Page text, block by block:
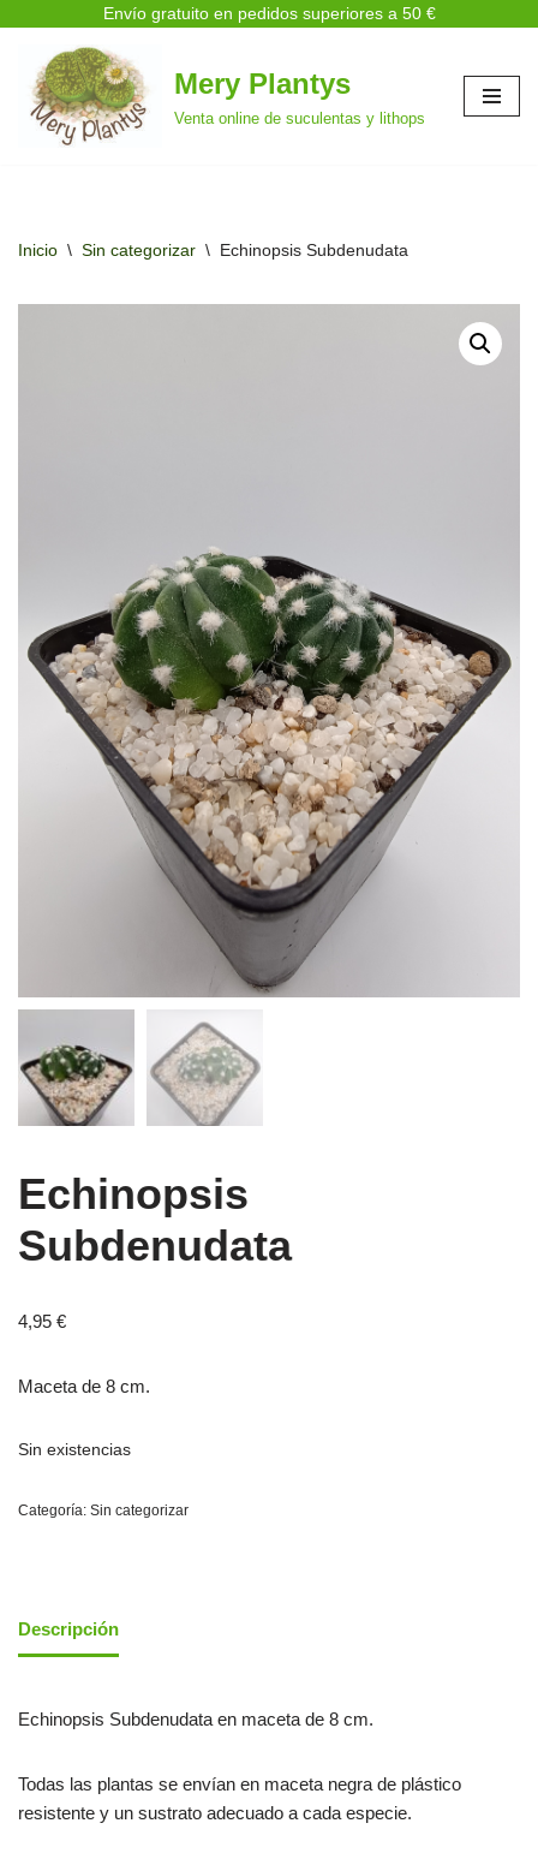
Envío gratuito en pedidos superiores a 50 €
Saltar
al
contenido
Mery Plantys
Venta online de suculentas y lithops
Inicio \ Sin categorizar \ Echinopsis Subdenudata
Echinopsis
Subdenudata
4,95 €
Maceta de 8 cm.
Sin existencias
Categoría: Sin categorizar
Descripción
Echinopsis Subdenudata en maceta de 8 cm.
Todas las plantas se envían en maceta negra de plástico
resistente y un sustrato adecuado a cada especie.